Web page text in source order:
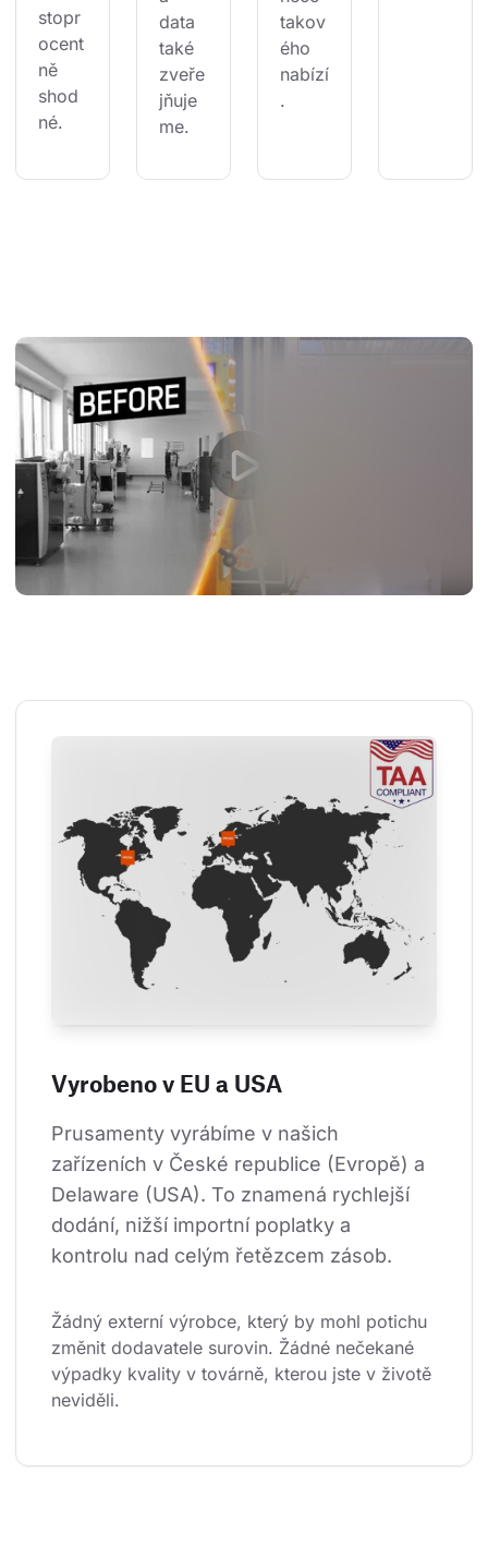
stopr
ocent
ně
shod
né.
data
také
zveře
jňuje
me.
takov
ého
nabízí
.
Vyrobeno v EU a USA
Prusamenty vyrábíme v našich
zařízeních v České republice (Evropě) a
Delaware (USA). To znamená rychlejší
dodání, nižší importní poplatky a
kontrolu nad celým řetězcem zásob.
Žádný externí výrobce, který by mohl potichu
změnit dodavatele surovin. Žádné nečekané
výpadky kvality v továrně, kterou jste v životě
neviděli.